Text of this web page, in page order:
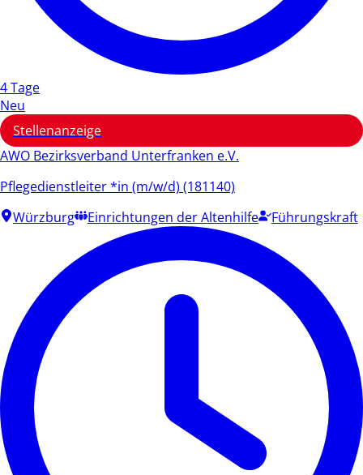
4 Tage
Neu
Stellenanzeige
AWO Bezirksverband Unterfranken e.V.
Pflegedienstleiter *in (m/w/d) (181140)
Würzburg
Einrichtungen der Altenhilfe Führungskraft